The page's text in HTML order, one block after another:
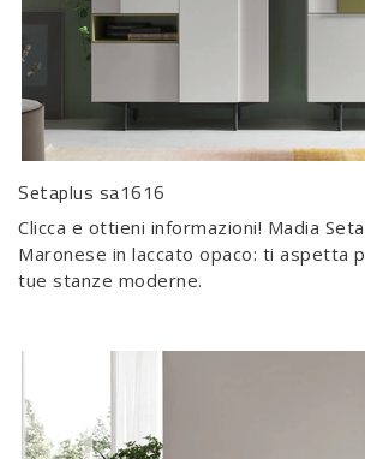
Setaplus sa1616
Clicca e ottieni informazioni! Madia
Maronese in laccato opaco: ti aspetta
tue stanze moderne.